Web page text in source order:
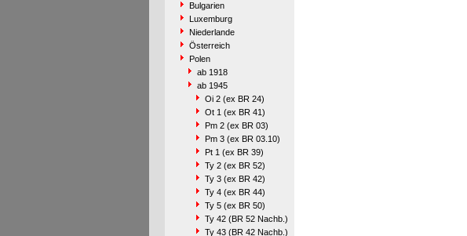
Bulgarien
Luxemburg
Niederlande
Österreich
Polen
ab 1918
ab 1945
Oi 2 (ex BR 24)
Ot 1 (ex BR 41)
Pm 2 (ex BR 03)
Pm 3 (ex BR 03.10)
Pt 1 (ex BR 39)
Ty 2 (ex BR 52)
Ty 3 (ex BR 42)
Ty 4 (ex BR 44)
Ty 5 (ex BR 50)
Ty 42 (BR 52 Nachb.)
Ty 43 (BR 42 Nachb.)